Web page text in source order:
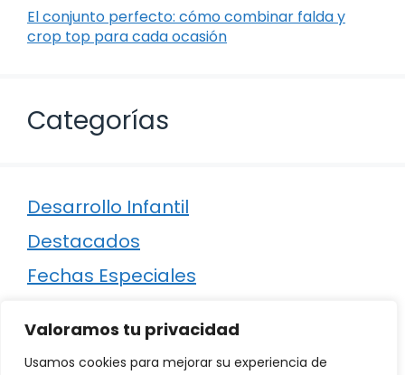
Valoramos tu privacidad
Usamos cookies para mejorar su experiencia de
El conjunto perfecto: cómo combinar falda y
crop top para cada ocasión
Categorías
Desarrollo Infantil
Destacados
Fechas Especiales